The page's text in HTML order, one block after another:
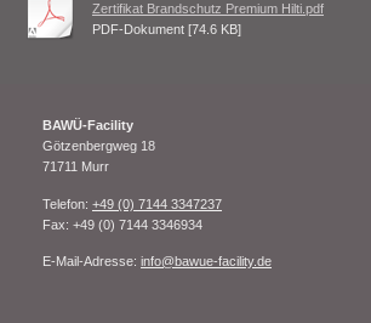
Zertifikat Brandschutz Premium Hilti.pdf
PDF-Dokument [74.6 KB]
BAWÜ-Facility
Götzenbergweg 18
71711 Murr
Telefon: +49 (0) 7144 3347237
Fax: +49 (0) 7144 3346934
E-Mail-Adresse: info@bawue-facility.de